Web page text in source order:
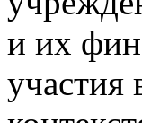
и их
участия